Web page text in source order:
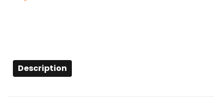
Description